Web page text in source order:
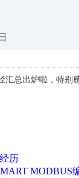
汇总出炉啦，特别
历
MODBUS